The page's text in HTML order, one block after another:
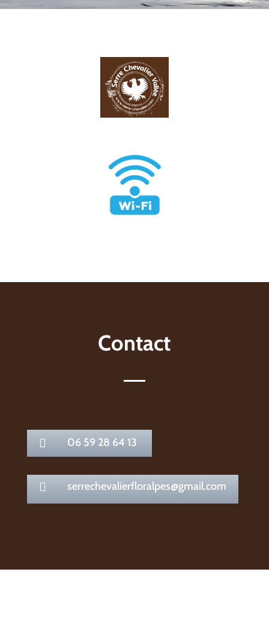
Contact
 06 59 28 64 13
 serrechevalierfloralpes@gmail.com